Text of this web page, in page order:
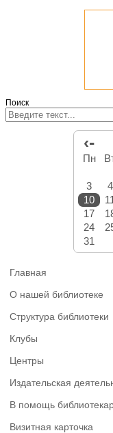
Поиск
‹-
Пн
3
4
10
11
17
24
31
Главная
О нашей библиотеке
Структура библиотеки
Клубы
Центры
Издательская
В помощь
Визитная карточка